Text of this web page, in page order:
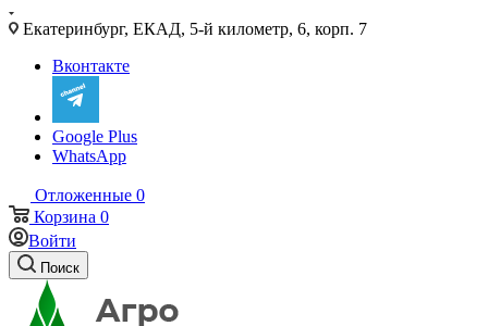
Екатеринбург, ЕКАД, 5-й километр, 6, корп. 7
Вконтакте
Google Plus
WhatsApp
Отложенные 0
Корзина 0
Войти
Поиск